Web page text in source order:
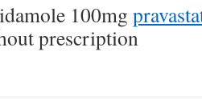
100mg
prescription